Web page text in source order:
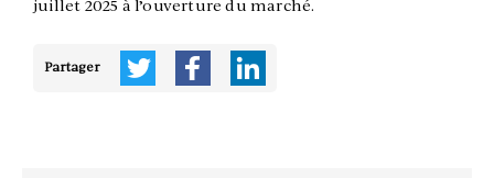
juillet 2025 à l’ouverture du marché.
Partager